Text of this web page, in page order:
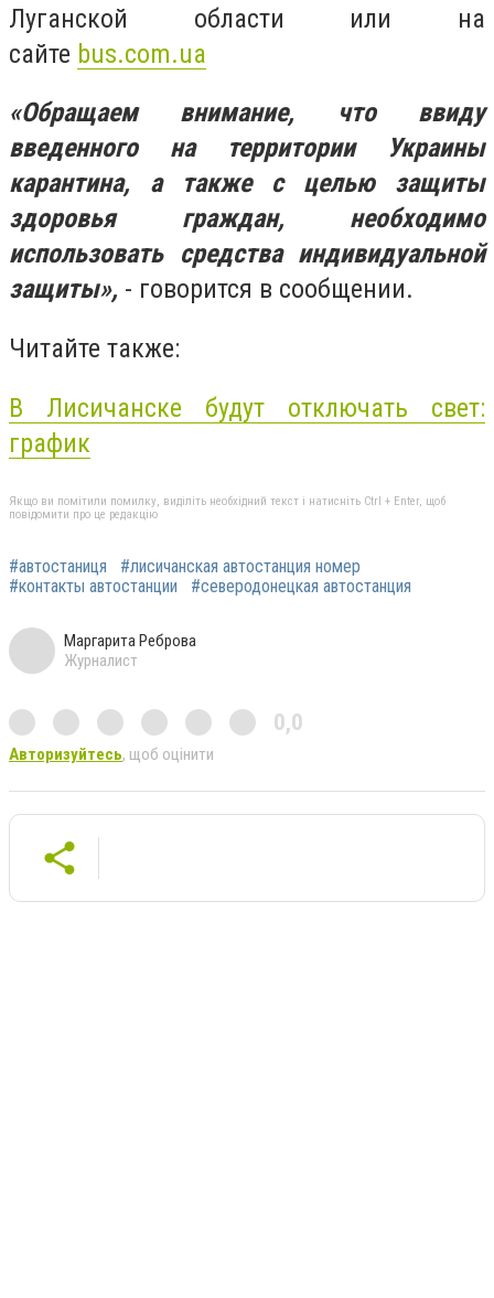
Луганской области или на
сайте bus.com.ua
«Обращаем внимание, что ввиду
введенного на территории Украины
карантина, а также с целью защиты
здоровья граждан, необходимо
использовать средства индивидуальной
защиты», - говорится в сообщении.
Читайте также:
В Лисичанске будут отключать свет:
график
Якщо ви помітили помилку, виділіть необхідний текст і натисніть Ctrl + Enter, щоб
повідомити про це редакцію
#автостаниця
#лисичанская автостанция номер
#контакты автостанции
#северодонецкая автостанция
Маргарита Реброва
Журналист
0,0
Авторизуйтесь, щоб оцінити